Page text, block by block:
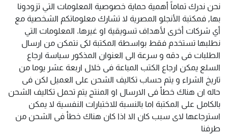
نحن ندرك تماماً أهمية حماية خصوصية المعلومات التي تزودونا
بها, فمكتبة الأنجلو المصرية لا تشارك معلوماتكم الشخصية مع
أي شركات أخرى لأهداف تسويقية او غيرها. المعلومات التي
نطلبها تستخدم فقط بواسطة المكتبة لكى نتمكن من ارسال
الطلبات فى دقه و سرعة الى العنوان المذكور سياسة ارجاع
السلع يمكن ارجاع الكتب المباعة فى خلال اربعة عشر يوما من
تاريخ الشراء و يتم حساب تكاليف الشحن على العميل لكن فى
حاله ان هناك خطأ فى الارسال او المنتج يتم تحمل تكاليف الشحن
بالكامل على المكتبة اما بالنسبة للاختبارات النفسية لا يمكن
استرجاعها لاى سبب كان الا اذا كان هناك خطأ فى الشحن من
طرفنا